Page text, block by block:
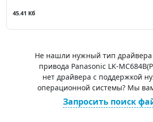
45.41 Кб
Не нашли нужный тип драйвера
привода Panasonic LK-
нет драйвера с поддержкой
операционной системы? Мы
Запросить поиск